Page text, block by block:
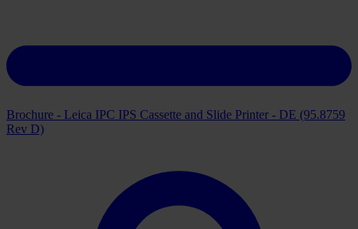
Brochure - Leica IPC IPS Cassette and Slide Printer - DE (95.8759
Rev D)